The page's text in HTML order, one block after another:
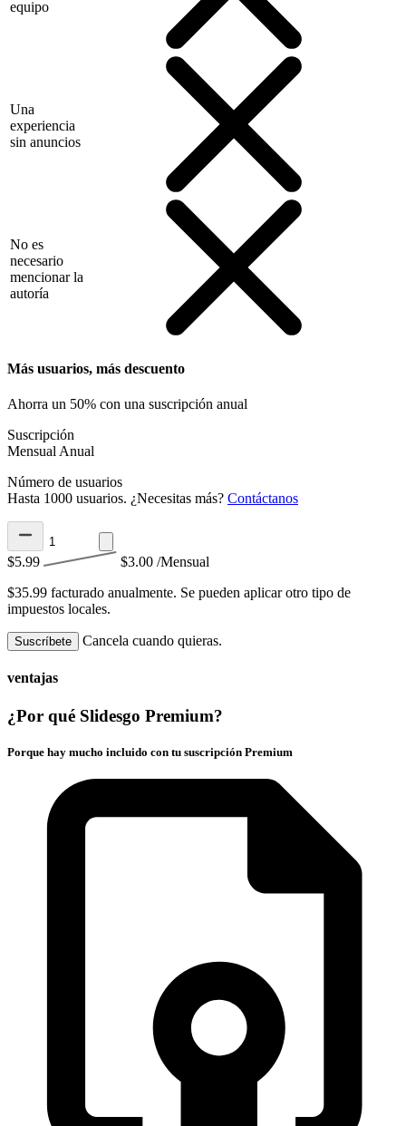
equipo
Una
experiencia
sin anuncios
No es
necesario
mencionar la
autoría
Más usuarios, más descuento
Ahorra un 50% con una suscripción anual
Suscripción
Mensual Anual
Número de usuarios
Hasta 1000 usuarios. ¿Necesitas más? Contáctanos
$5.99 $3.00 /Mensual
$35.99 facturado anualmente. Se pueden aplicar otro tipo de
impuestos locales.
Suscríbete Cancela cuando quieras.
ventajas
¿Por qué Slidesgo Premium?
Porque hay mucho incluido con tu suscripción Premium